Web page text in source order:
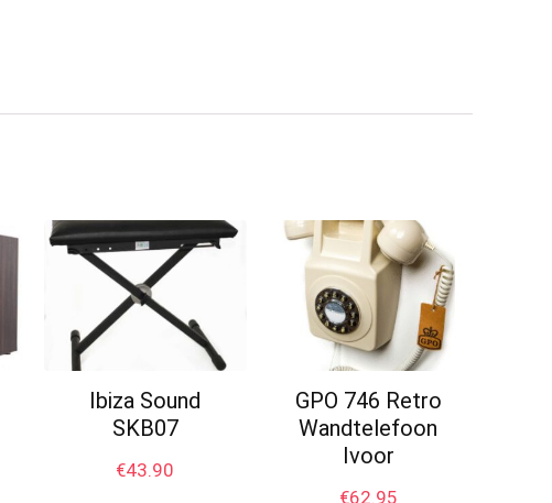
Ibiza Sound
SKB07
€43.90
GPO 746 Retro
Wandtelefoon
Ivoor
€62.95